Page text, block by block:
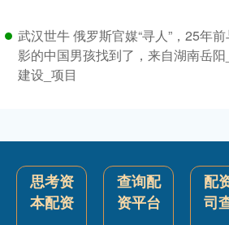
武汉世牛 俄罗斯官媒“寻人”，25年
影的中国男孩找到了，来自湖南岳阳
建设_项目
思考资
本配资
查询配
资平台
配
司